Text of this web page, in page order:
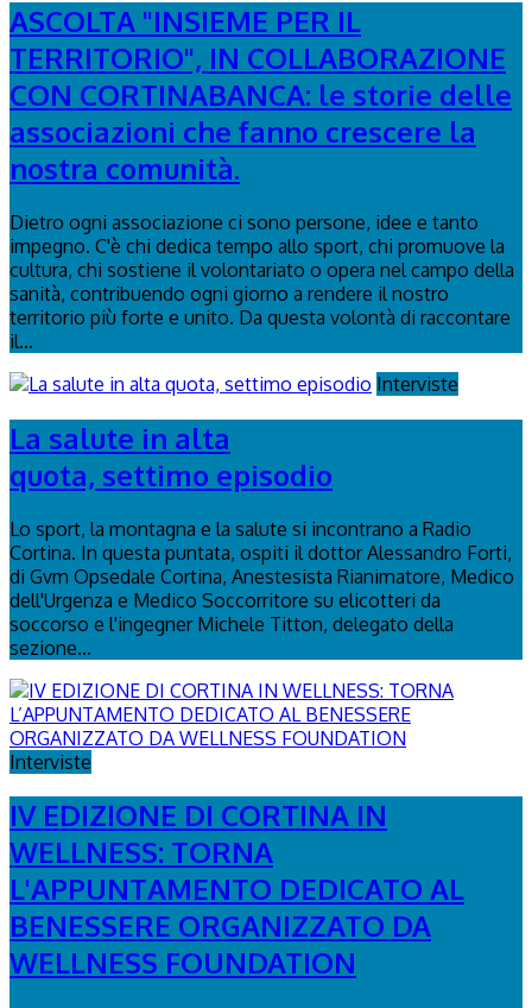
ASCOLTA "INSIEME PER IL
TERRITORIO", IN COLLABORAZIONE
CON CORTINABANCA: le storie delle
associazioni che fanno crescere la
nostra comunità.
Dietro ogni associazione ci sono persone, idee e tanto
impegno. C'è chi dedica tempo allo sport, chi promuove la
cultura, chi sostiene il volontariato o opera nel campo della
sanità, contribuendo ogni giorno a rendere il nostro
territorio più forte e unito. Da questa volontà di raccontare
il...
Interviste
La salute in alta
quota, settimo episodio
Lo sport, la montagna e la salute si incontrano a Radio
Cortina. In questa puntata, ospiti il dottor Alessandro Forti,
di Gvm Opsedale Cortina, Anestesista Rianimatore, Medico
dell'Urgenza e Medico Soccorritore su elicotteri da
soccorso e l'ingegner Michele Titton, delegato della
sezione...
Interviste
IV EDIZIONE DI CORTINA IN
WELLNESS: TORNA
L'APPUNTAMENTO DEDICATO AL
BENESSERE ORGANIZZATO DA
WELLNESS FOUNDATION